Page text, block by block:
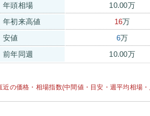
年頭相場
10.00万
年初来高値
16万
安値
6万
前年同週
10.00万
近の価格・相場指数(中間値・目安・週平均相場